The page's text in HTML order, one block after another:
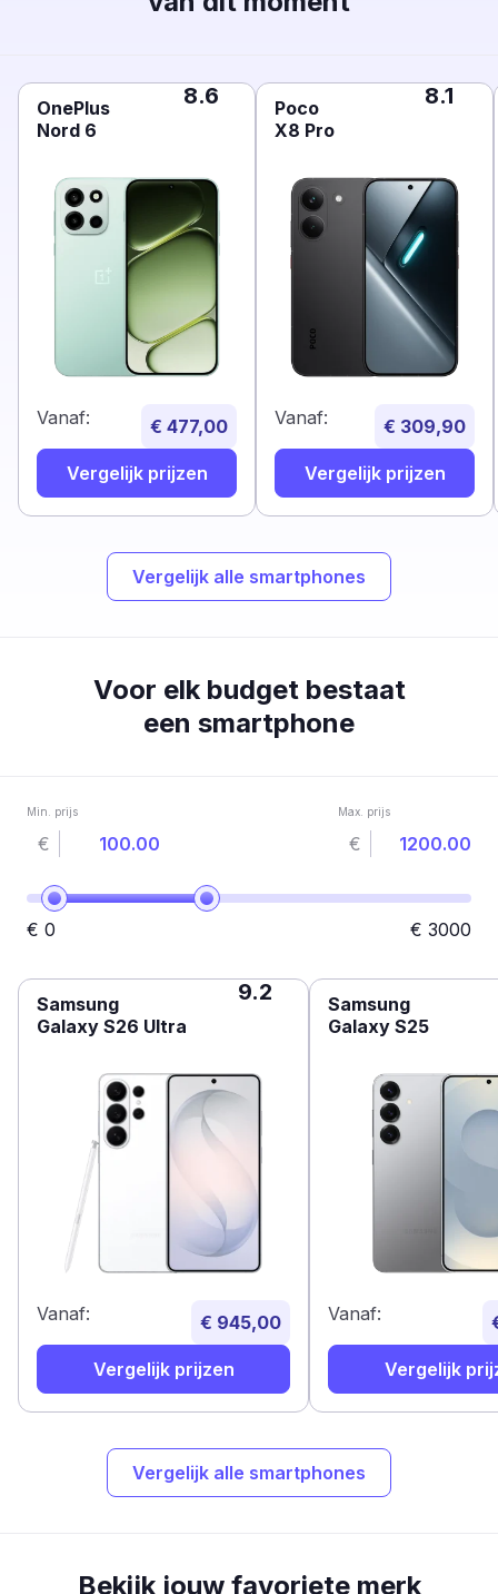
OnePlus
Nord 6
8.6
Vanaf: € 477,00
Vergelijk prijzen
Poco
X8 Pro
8.1
Vanaf: € 309,90
Vergelijk prijzen
Vergelijk alle smartphones
Voor elk budget bestaat
een smartphone
Min. prijs
€
Max. prijs
€
€ 0 € 3000
Samsung
Galaxy S26 Ultra
9.2
Vanaf: € 945,00
Vergelijk prijzen
Samsung
Galaxy S25
Vanaf:
Vergelijk
Vergelijk alle smartphones
Bekijk jouw favoriete merk